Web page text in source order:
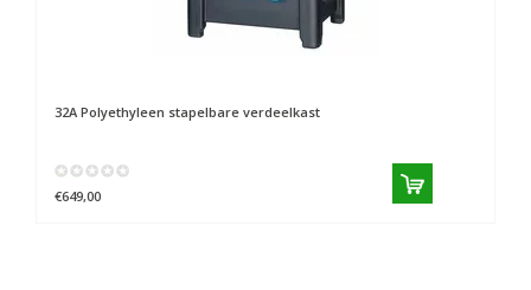
32A Polyethyleen stapelbare verdeelkast
€649,00